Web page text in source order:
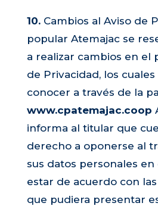
10.Cambios al Aviso de
popular Atemajac se
a realizar cambios en el
de Privacidad, los
conocer a través de la
www.cpatemajac.coop
informa al titular que
derecho a oponerse al
sus datos personales en
estar de acuerdo con
que pudiera presentar